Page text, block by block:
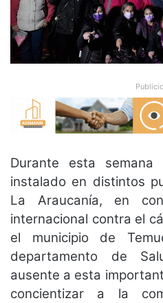
Durante esta
instalado en distintos
La Araucanía, en
internacional contra el
el municipio de
departamento de
ausente a esta
concientizar a la